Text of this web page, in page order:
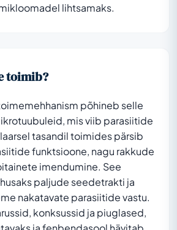
lihtsamaks.
toimib?
põhineb selle
mis viib parasiitide
tasandil toimides pärsib
funktsioone, nagu rakkude
imendumine. See
paljude seedetrakti ja
nakatavate parasiitide vastu.
konksussid ja piuglased,